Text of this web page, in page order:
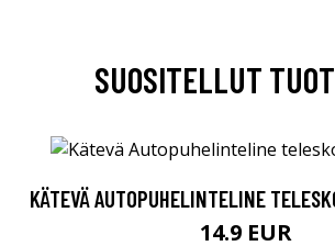
SUOSITELLUT
KÄTEVÄ AUTOPUHELINTELINE
14.9 EUR